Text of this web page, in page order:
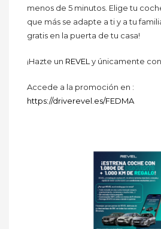
menos de 5 minutos. Elige tu
que más se adapte a ti y a tu
gratis en la puerta de tu casa!
¡Hazte un REVEL y únicamente
Accede a la promoción en :
https://driverevel.es/FEDMA